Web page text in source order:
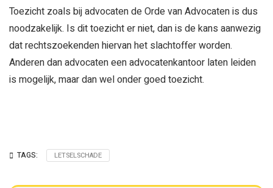
Toezicht zoals bij advocaten de Orde van Advocaten is dus
noodzakelijk. Is dit toezicht er niet, dan is de kans aanwezig
dat rechtszoekenden hiervan het slachtoffer worden.
Anderen dan advocaten een advocatenkantoor laten leiden
is mogelijk, maar dan wel onder goed toezicht.
TAGS: LETSELSCHADE